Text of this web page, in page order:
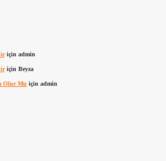
için admin
için Beyza
Olur Mu için admin